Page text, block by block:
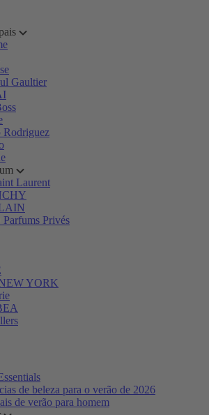
Gaultier
Rodriguez
Laurent
Privés
YORK
de beleza para o verão de 2026
de verão para homem